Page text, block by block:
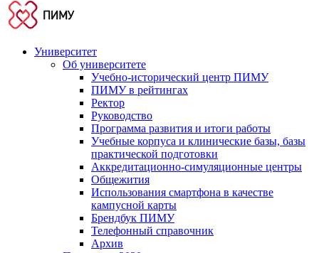
Университет
Об университете
Учебно-исторический центр ПИМУ
ПИМУ в рейтингах
Ректор
Руководство
Программа развития и итоги работы
Учебные корпуса и клинические базы, базы
практической подготовки
Аккредитационно-симуляционные центры
Общежития
Использования смартфона в качестве
кампусной карты
Брендбук ПИМУ
Телефонный справочник
Архив